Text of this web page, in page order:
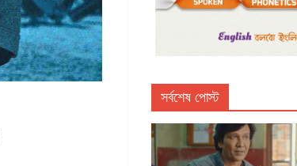
সর্বশেষ পোস্ট